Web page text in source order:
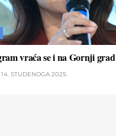
vraća se i na Gornji grad
14. STUDENOGA 2025.